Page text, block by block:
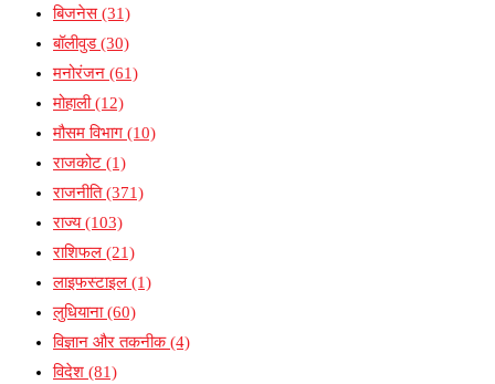
बिजनेस(31)
बॉलीवुड(30)
मनोरंजन (61)
मोहाली(12)
मौसम विभाग (10)
राजकोट (1)
राजनीति(371)
राज्य(103)
राशिफल (21)
लाइफस्टाइल (1)
लुधियाना(60)
विज्ञान और तकनीक(4)
विदेश (81)